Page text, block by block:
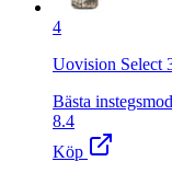
4
Uovision Select
Bästa
8.4
Köp